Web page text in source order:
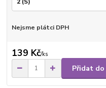
Nejsme plátci DPH
139 Kč/ks
Přidat do